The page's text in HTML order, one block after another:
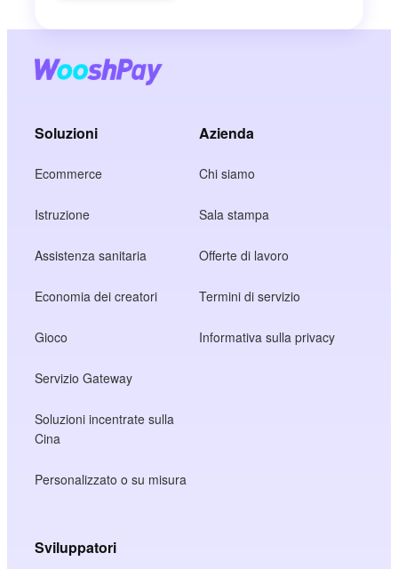
Soluzioni
Ecommerce
Istruzione
Assistenza sanitaria
Economia dei creatori
Gioco
Servizio Gateway
Soluzioni incentrate sulla
Cina
Personalizzato o su misura
Azienda
Chi siamo
Sala stampa
Offerte di lavoro
Termini di servizio
Informativa sulla privacy
Sviluppatori